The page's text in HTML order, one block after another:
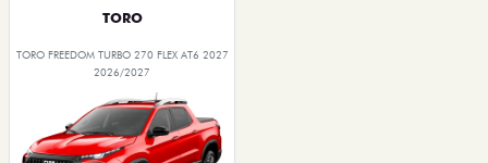
TORO
TORO FREEDOM TURBO 270 FLEX AT6 2027
2026/2027